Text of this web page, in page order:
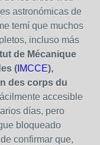
astronómicas de
temí que muchos
incluso más
de Mécanique
( IMCCE),
des corps du
accesible
días, pero
bloqueado
confirmar que,